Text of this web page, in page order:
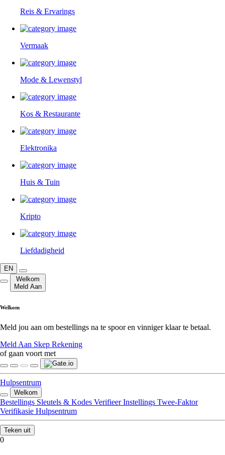
Reis & Ervarings
Vermaak
Mode & Lewenstyl
Kos & Restaurante
Elektronika
Huis & Tuin
Kripto
Liefdadigheid
EN
Welkom
Meld Aan
Welkom
Meld jou aan om bestellings na te spoor en vinniger klaar te betaal.
Meld Aan Skep Rekening
of gaan voort met
Hulpsentrum
Welkom
Bestellings Sleutels & Kodes Verifieer Instellings Twee-Faktor
Verifikasie Hulpsentrum
Teken uit
0